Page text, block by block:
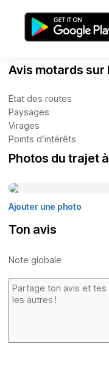
Avis motards sur
État des routes
Paysages
Virages
Points d’intérêts
Photos du trajet
Ajouter une photo
Ton avis
Note globale